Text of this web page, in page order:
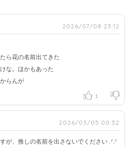
2026/07/08 23:12
ら花の名前出てきた
な。ほかもあった
らんが
1
2026/03/05 00:32
が、推しの名前を出さないでください .ᐟ.ᐟ